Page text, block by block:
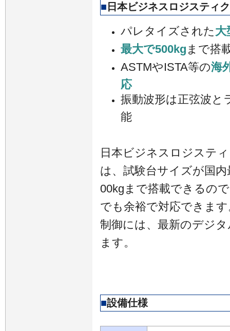
■ 日本ビジネスロジスティ
パレタイズされた 大
最大で500kg まで搭
ASTMやISTA等の海
応
振動波形は正弦波と
能
日本ビジネスロジステ
は、試験台サイズが国
00kgまで搭載できるの
でも余裕で対応できま
制御には、最新のデジ
ます。
■設備仕様